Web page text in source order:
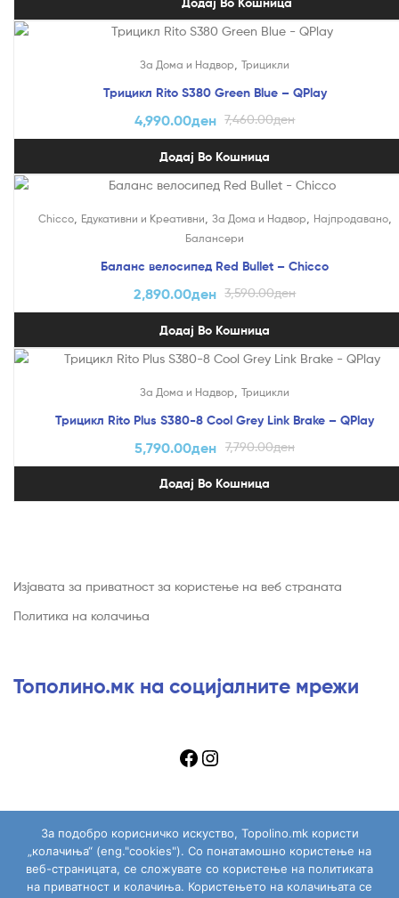
За Дома и Надвор, Трицикли
Трицикл Rito S380 Green Blue – QPlay
7,460.00ден
4,990.00ден
Додај Во Кошница
Chicco, Едукативни и Креативни За Дома и Надвор Најпродавано,
Балансери
Баланс велосипед Red Bullet – Chicco
3,590.00ден
2,890.00ден
Додај Во Кошница
За Дома и Надвор Трицикли
Трицикл Rito Plus S380-8 Cool Grey Link Brake – QPlay
7,790.00ден
5,790.00ден
Додај Во Кошница
Изјавата за приватност за користење на веб страната
Политика на колачиња
Тополино.мк на социјалните мрежи
Copyright © 2026Topolino.mk. All Rights Reserved.
За подобро корисничко искуство, Topolino.mk користи
„колачиња“ (eng."cookies"). Со понатамошно користење на
веб-страницата, се сложувате со користење на политиката
на приватност и колачиња. Користењето на колачињата се